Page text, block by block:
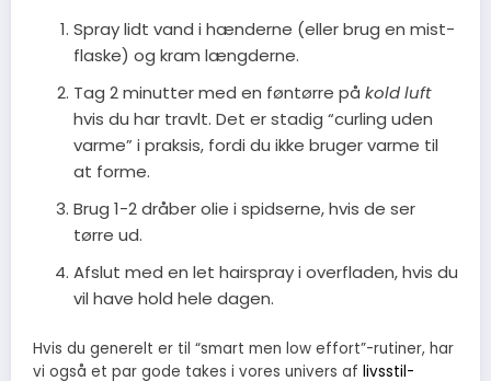
Spray lidt vand i hænderne (eller brug en mist-
flaske) og kram længderne.
Tag 2 minutter med en føntørre på kold luft
hvis du har travlt. Det er stadig “curling uden
varme” i praksis, fordi du ikke bruger varme til
at forme.
Brug 1-2 dråber olie i spidserne, hvis de ser
tørre ud.
Afslut med en let hairspray i overfladen, hvis du
vil have hold hele dagen.
Hvis du generelt er til “smart men low effort”-rutiner, har
vi også et par gode takes i vores univers af livsstil-